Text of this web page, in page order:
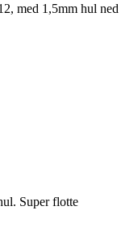
med 1,5mm hul ned
Super flotte